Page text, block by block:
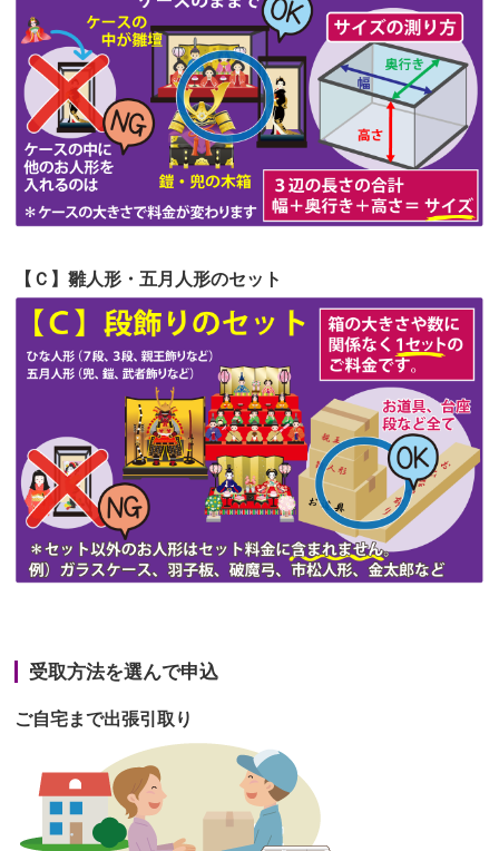
第54回人形供養祭令和4年8月1日(月)
第53回人形供養祭令和4年7月1日(金)
第52回人形供養祭令和4年5月17日(火)
第51回人形供養祭令和4年4月18日(月)
第50回人形供養祭令和4年3月15日(火)
第49回人形供養祭令和4年1月17日(月)
第48回人形供養祭令和3年12月3日(金)
第47回人形供養祭 令和3年10月11日(月)
第46回人形供養祭 令和3年9月13日(月)
第45回人形供養祭令和3年7月12日(月)
第44回人形供養祭令和3年6月3日(木)
第43回人形供養祭令和3年4月23日(金)
第39回人形供養祭令和2年10月22日(木)
第38回人形供養祭 令和2年8月26日(水)
第37回人形供養祭 令和2年6月8日(月)
【Ｃ】雛人形・五月人形のセット
受取方法を選んで申込
ご自宅まで出張引取り